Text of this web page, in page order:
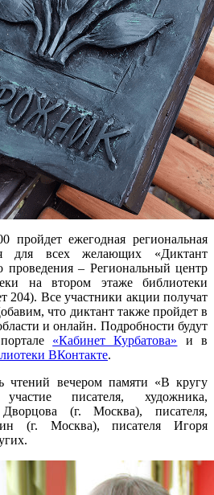
пройдет ежегодная региональная
для всех желающих «Диктант
проведения – Региональный центр
на втором этаже библиотеки
204). Все участники акции получат
что диктант также пройдет в
и онлайн. Подробности будут
«Кабинет Курбатова» и в
ВКонтакте.
чтений вечером памяти «В кругу
писателя, художника,
Дворцова (г. Москва), писателя,
(г. Москва), писателя Игоря